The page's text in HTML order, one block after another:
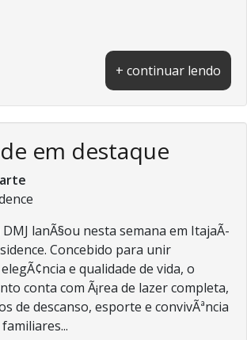
+ continuar lendo
em destaque
lanÃ§ou nesta semana em ItajaÃ­
Concebido para unir
e qualidade de vida, o
conta com Ã¡rea de lazer completa,
de descanso, esporte e convivÃªncia